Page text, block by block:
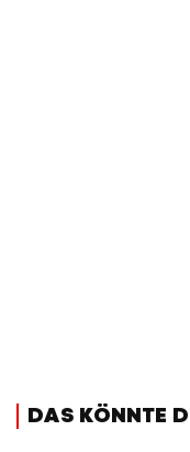
DAS KÖNNTE